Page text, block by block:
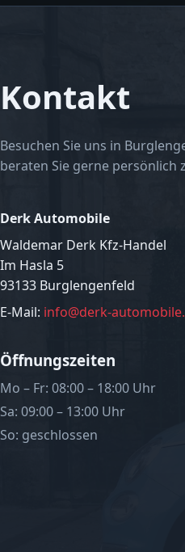
Kontakt
Besuchen Sie uns in
beraten Sie gerne persönlich
Derk Automobile
Waldemar Derk Kfz-Handel
Im Hasla 5
93133 Burglengenfeld
E-Mail: info@derk-
Öffnungszeiten
Mo – Fr: 08:00 – 18:00 Uhr
Sa: 09:00 – 13:00 Uhr
So: geschlossen